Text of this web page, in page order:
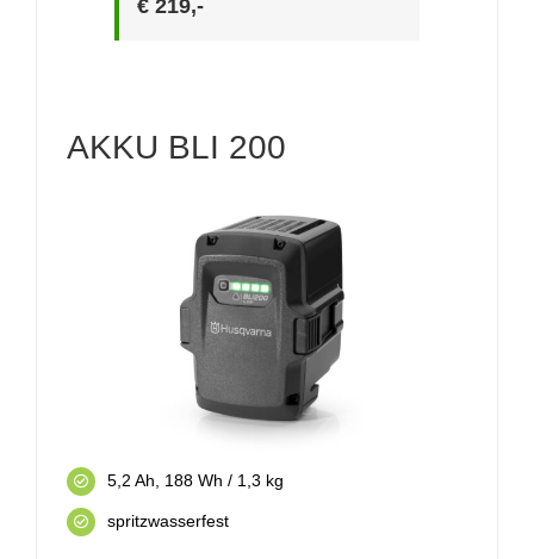
€ 219,-
AKKU BLI 200
5,2 Ah, 188 Wh / 1,3 kg
spritzwasserfest